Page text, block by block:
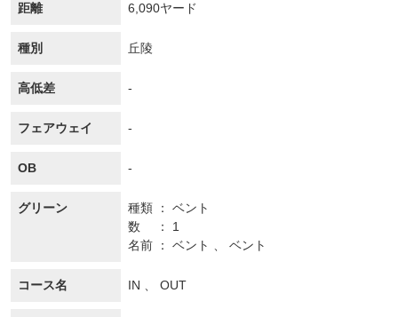
距離 6,090ヤード
種別 丘陵
高低差 -
フェアウェイ -
OB -
グリーン 種類
ベント
数
1
名前
ベント 、 ベント
コース名 IN 、 OUT